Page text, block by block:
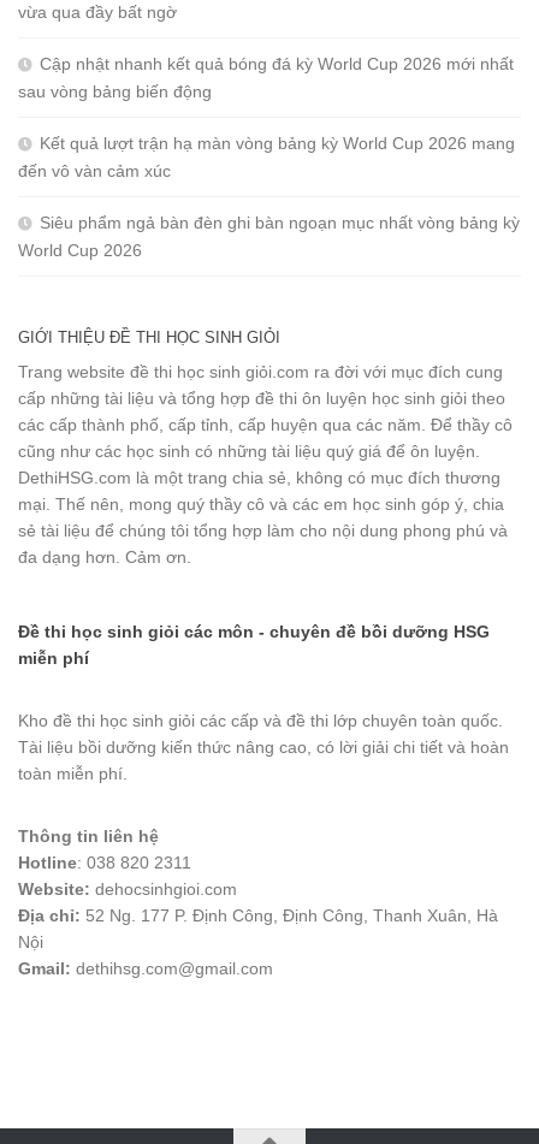
vừa qua đầy bất ngờ
Cập nhật nhanh kết quả bóng đá kỳ World Cup 2026 mới nhất
sau vòng bảng biến động
Kết quả lượt trận hạ màn vòng bảng kỳ World Cup 2026 mang
đến vô vàn cảm xúc
Siêu phẩm ngả bàn đèn ghi bàn ngoạn mục nhất vòng bảng kỳ
World Cup 2026
GIỚI THIỆU ĐỀ THI HỌC SINH GIỎI
Trang website đề thi học sinh giỏi.com ra đời với mục đích cung
cấp những tài liệu và tổng hợp đề thi ôn luyện học sinh giỏi theo
các cấp thành phố, cấp tỉnh, cấp huyện qua các năm. Để thầy cô
cũng như các học sinh có những tài liệu quý giá để ôn luyện.
DethiHSG.com là một trang chia sẻ, không có mục đích thương
mại. Thế nên, mong quý thầy cô và các em học sinh góp ý, chia
sẻ tài liệu để chúng tôi tổng hợp làm cho nội dung phong phú và
đa dạng hơn. Cảm ơn.
Đề thi học sinh giỏi các môn - chuyên đề bồi dưỡng HSG
miễn phí
Kho đề thi học sinh giỏi các cấp và đề thi lớp chuyên toàn quốc.
Tài liệu bồi dưỡng kiến thức nâng cao, có lời giải chi tiết và hoàn
toàn miễn phí.
Thông tin liên hệ
Hotline: 038 820 2311
Website: dehocsinhgioi.com
Địa chỉ: 52 Ng. 177 P. Định Công, Định Công, Thanh Xuân, Hà
Nội
Gmail: dethihsg.com@gmail.com